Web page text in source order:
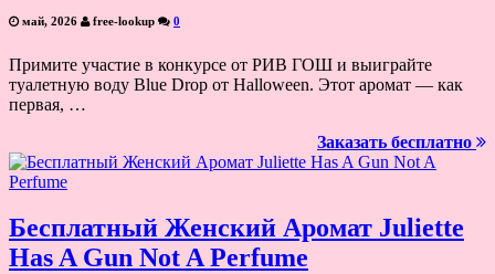
май, 2026 free-lookup 0
Примите участие в конкурсе от РИВ ГОШ и выиграйте
туалетную воду Blue Drop от Halloween. Этот аромат — как
первая, …
Заказать бесплатно
Бесплатный Женский Аромат Juliette
Has A Gun Not A Perfume